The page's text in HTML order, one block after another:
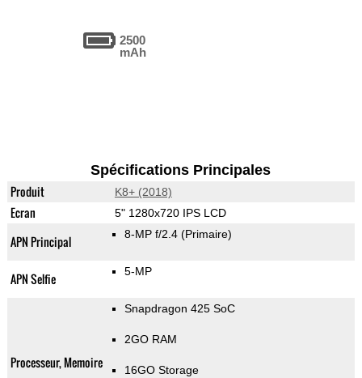
2500
mAh
Spécifications Principales
Produit K8+ (2018)
Ecran 5" 1280x720 IPS LCD
APN Principal 8-MP f/2.4 (Primaire)
APN Selfie 5-MP
Processeur, Memoire
Snapdragon 425 SoC
2GO RAM
16GO Storage